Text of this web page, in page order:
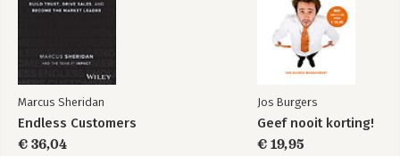
Marcus Sheridan
Endless Customers
€ 36,04
Jos Burgers
Geef nooit korting!
€ 19,95